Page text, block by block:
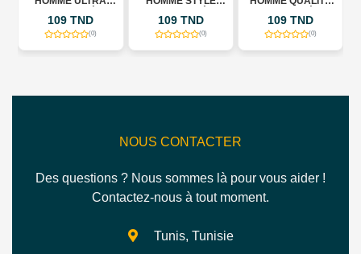
109 TND
(0)
109 TND
(0)
109 TND
(0)
NOUS CONTACTER
Des questions ? Nous sommes là pour vous aider !
Contactez-nous à tout moment.
Tunis, Tunisie